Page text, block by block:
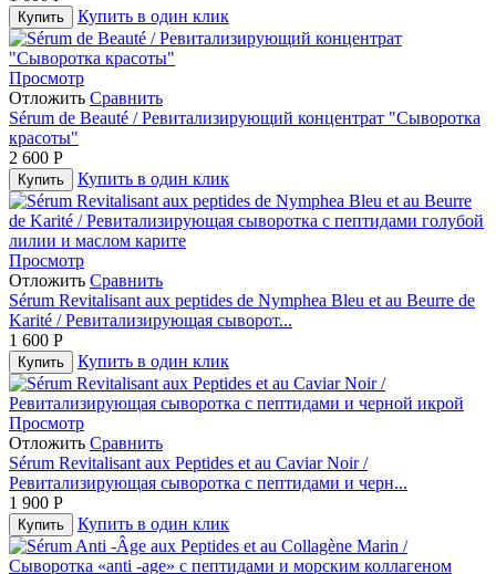
Купить Купить в один клик
Просмотр
Отложить Сравнить
Sérum de Beauté / Ревитализирующий концентрат "Сыворотка
красоты"
2 600 Р
Купить Купить в один клик
Просмотр
Отложить Сравнить
Sérum Revitalisant aux peptides de Nymphea Bleu et au Beurre de
Karité / Ревитализирующая сыворот...
1 600 Р
Купить Купить в один клик
Просмотр
Отложить Сравнить
Sérum Revitalisant aux Peptides et au Caviar Noir /
Ревитализирующая сыворотка с пептидами и черн...
1 900 Р
Купить Купить в один клик